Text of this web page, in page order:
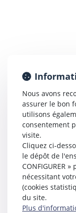
Nous avons
assurer le bon
utilisons
consentement
visite.
Cliquez ci-
le dépôt de
CONFIGURER
nécessitant
(cookies
du site.
Plus